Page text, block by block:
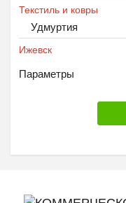
Текстиль и ковры
Удмуртия
Ижевск
Параметры